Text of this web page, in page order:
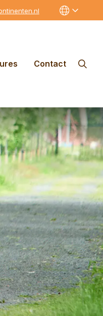
Contact